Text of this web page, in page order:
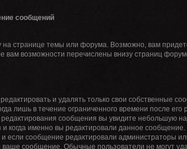
сообщений
странице темы или форума. Возможно, вам
возможности перечислены внизу страниц
и удалять только свои собственные
лишь в течение ограниченного времени после
сообщения вы увидите небольшую
когда именно вы редактировали данное
если сообщение редактировали администраторы
ваше сообщение. Обычные пользователи не могут